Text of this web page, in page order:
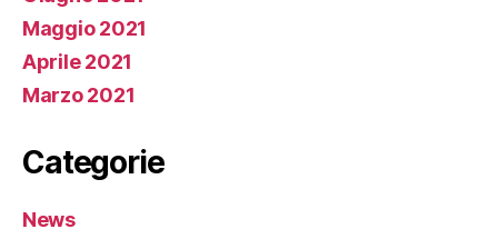
Maggio 2021
Aprile 2021
Marzo 2021
Categorie
News